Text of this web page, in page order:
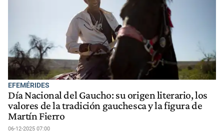
EFEMÉRIDES
Día Nacional del Gaucho: su origen literario, los
valores de la tradición gauchesca y la figura de
Martín Fierro
06-12-2025 07:00